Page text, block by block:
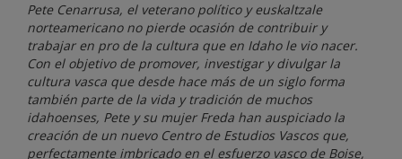
Pete Cenarrusa, el veterano político y euskaltzale
norteamericano no pierde ocasión de contribuir y
trabajar en pro de la cultura que en Idaho le vio nacer.
Con el objetivo de promover, investigar y divulgar la
cultura vasca que desde hace más de un siglo forma
también parte de la vida y tradición de muchos
idahoenses, Pete y su mujer Freda han auspiciado la
creación de un nuevo Centro de Estudios Vascos que,
perfectamente imbricado en el esfuerzo vasco de Boise,